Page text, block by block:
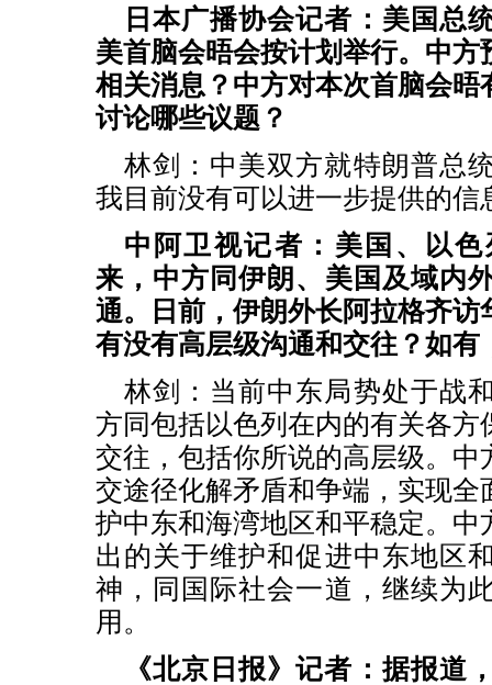
日本广播协会记者：美国总
美首脑会晤会按计划举行。中方
相关消息？中方对本次首脑会晤
讨论哪些议题？
林剑：中美双方就特朗普总
我目前没有可以进一步提供的信
中阿卫视记者：美国、以
来，中方同伊朗、美国及域内
通。日前，伊朗外长阿拉格齐访
有没有高层级沟通和交往？如有
林剑：当前中东局势处于战
方同包括以色列在内的有关各方
交往，包括你所说的高层级。中
交途径化解矛盾和争端，实现全
护中东和海湾地区和平稳定。中
出的关于维护和促进中东地区
神，同国际社会一道，继续为
用。
《北京日报》记者：据报道